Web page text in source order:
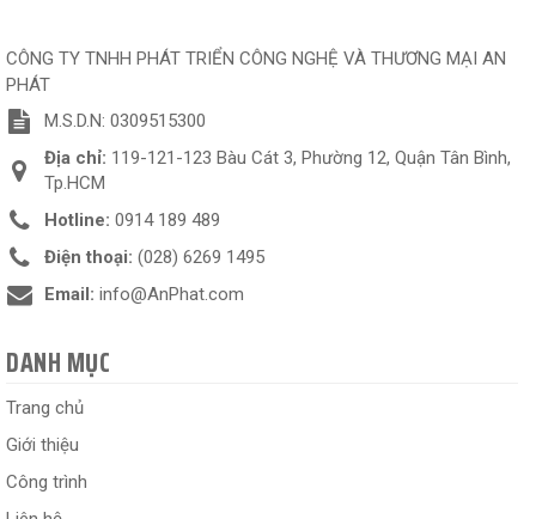
CÔNG TY TNHH PHÁT TRIỂN CÔNG NGHỆ VÀ THƯƠNG MẠI AN
PHÁT
M.S.D.N: 0309515300
Địa chỉ: 119-121-123 Bàu Cát 3, Phường 12, Quận Tân Bình,
Tp.HCM
Hotline: 0914 189 489
Điện thoại: (028) 6269 1495
Email: info@AnPhat.com
DANH MỤC
Trang chủ
Giới thiệu
Công trình